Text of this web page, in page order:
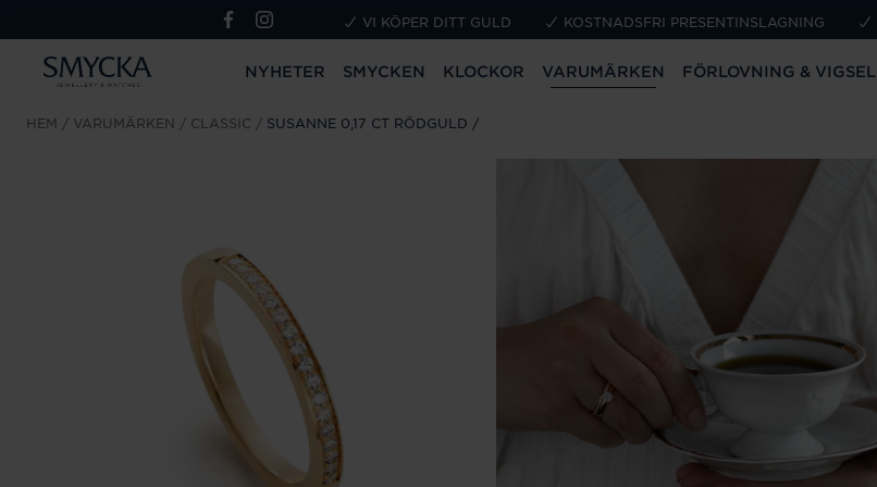
VI KÖPER DITT GULD KOSTNADSFRI PRESENTINSLAGNING
NYHETER SMYCKEN KLOCKOR VARUMÄRKEN FÖRLOVNING & VIGSEL
HEM VARUMÄRKEN CLASSIC SUSANNE 0,17 CT RÖDGULD